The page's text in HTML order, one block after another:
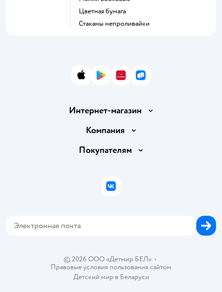
Цветная бумага
Стаканы непроливайки
App StoreGoogle Play
AppGallery
RuStore
Интернет-магазин
Доставка и оплата
Правила продажи
Политика использования файлов cookie
Компания
Вакансии
Покупателям
Бонусные карты
© 2026 ООО «Детмир БЕЛ»•
Правовые условия пользования сайтом
Детский мир в Беларуси
ВКонтакте